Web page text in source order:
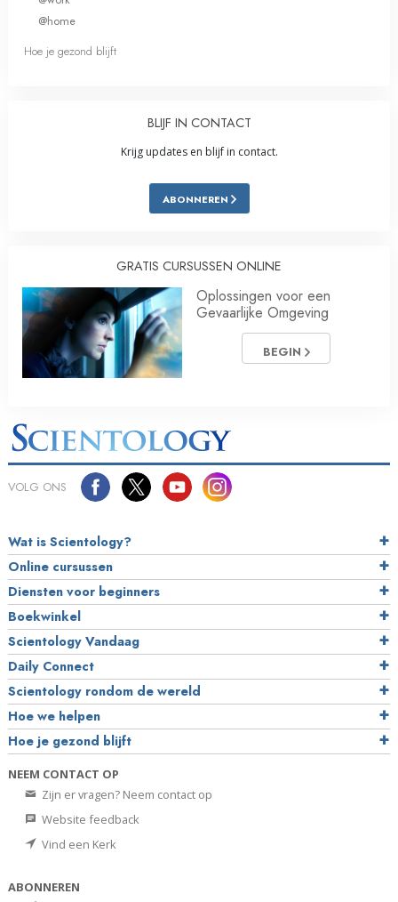
@home
Hoe je gezond blijft
BLIJF IN CONTACT
Krijg updates en blijf in contact.
ABONNEREN
GRATIS CURSUSSEN ONLINE
Oplossingen voor een
Gevaarlijke Omgeving
BEGIN
VOLG ONS
Wat is Scientology?
Online cursussen
Diensten voor beginners
Boekwinkel
Scientology Vandaag
Daily Connect
Scientology rondom de wereld
Hoe we helpen
Hoe je gezond blijft
NEEM CONTACT OP
Zijn er vragen? Neem contact op
Website feedback
Vind een Kerk
ABONNEREN